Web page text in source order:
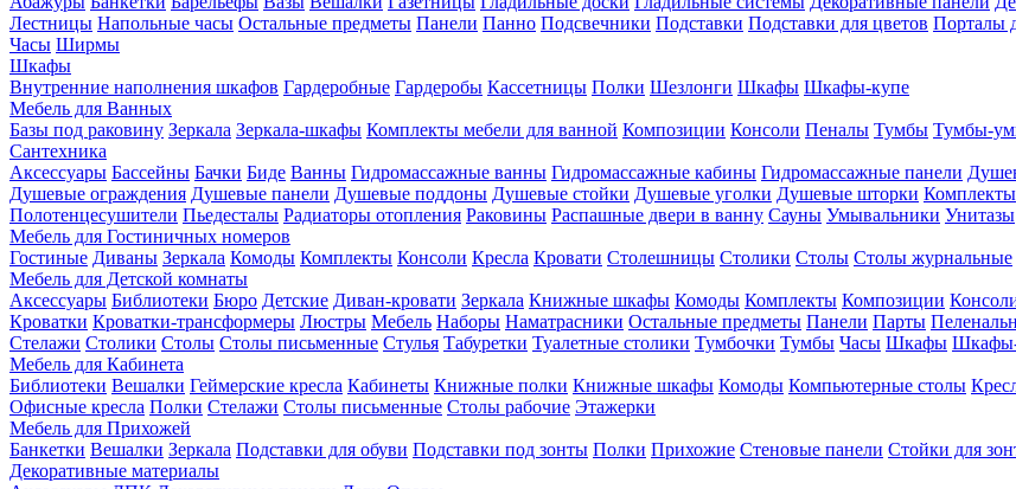
Лестницы Напольные часы Остальные предметы Панели Панно Подсвечники Подставки Подставки для цветов Порталы
Часы Ширмы
Шкафы
Внутренние наполнения шкафов Гардеробные Гардеробы Кассетницы Полки Шезлонги Шкафы Шкафы-купе
Мебель для Ванных
Базы под раковину Зеркала Зеркала-шкафы Комплекты мебели для ванной Композиции Консоли Пеналы Тумбы Тумбы-
Сантехника
Аксессуары Бассейны Бачки Биде Ванны Гидромассажные ванны Гидромассажные кабины Гидромассажные панели
Душевые ограждения Душевые панели Душевые поддоны Душевые стойки Душевые уголки Душевые шторки Комплекты
Полотенцесушители Пьедесталы Радиаторы отопления Раковины Распашные двери в ванну Сауны Умывальники Унитазы
Мебель для Гостиничных номеров
Гостиные Диваны Зеркала Комоды Комплекты Консоли Кресла Кровати Столешницы Столики Столы Столы журнальные
Мебель для Детской комнаты
Аксессуары Библиотеки Бюро Детские Диван-кровати Зеркала Книжные шкафы Комоды Комплекты Композиции
Кроватки Кроватки-трансформеры Люстры Мебель Наборы Наматрасники Остальные предметы Панели Парты
Стелажи Столики Столы Столы письменные Стулья Табуретки Туалетные столики Тумбочки Тумбы Часы Шкафы
Мебель для Кабинета
Библиотеки Вешалки Геймерские кресла Кабинеты Книжные полки Книжные шкафы Комоды Компьютерные столы
Офисные кресла Полки Стелажи Столы письменные Столы рабочие Этажерки
Мебель для Прихожей
Банкетки Вешалки Зеркала Подставки для обуви Подставки под зонты Полки Прихожие Стеновые панели Стойки для
Декоративные материалы